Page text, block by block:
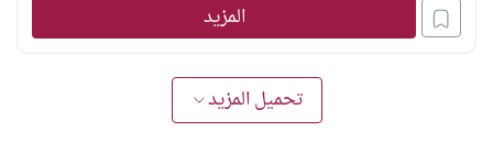
المزيد
تحميل المزيد